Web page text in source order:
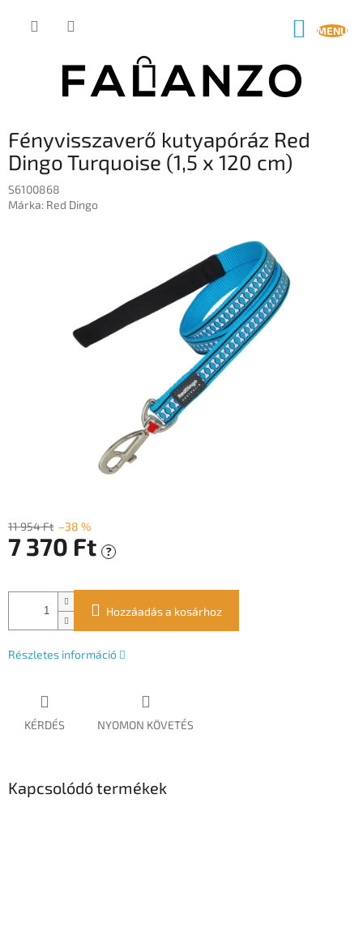
KOSÁR
Fényvisszaverő kutyapóráz Red
Dingo Turquoise (1,5 x 120 cm)
S6100868
Márka: Red Dingo
11 954 Ft –38 %
7 370 Ft ?
Hozzáadás a kosárhoz
Részletes információ
KÉRDÉS NYOMON KÖVETÉS
Kapcsolódó termékek